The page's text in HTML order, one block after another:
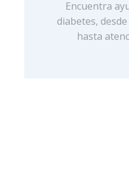
Encuentra
diabetes,
hasta